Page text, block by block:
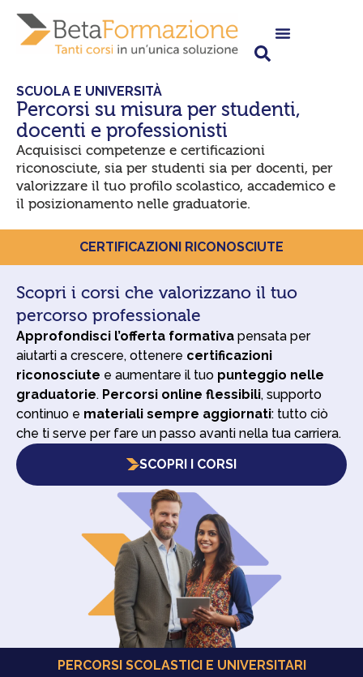
contenuto
SCUOLA E UNIVERSITÀ
Percorsi su misura per studenti,
docenti e professionisti
Acquisisci competenze e certificazioni
riconosciute, sia per studenti sia per docenti, per
valorizzare il tuo profilo scolastico, accademico e
il posizionamento nelle graduatorie.
CERTIFICAZIONI RICONOSCIUTE
Scopri i corsi che valorizzano il tuo
percorso professionale
Approfondisci l’offerta formativa pensata per
aiutarti a crescere, ottenere certificazioni
riconosciute e aumentare il tuo punteggio nelle
graduatorie. Percorsi online flessibili, supporto
continuo e materiali sempre aggiornati: tutto ciò
che ti serve per fare un passo avanti nella tua carriera.
SCOPRI I CORSI
PERCORSI SCOLASTICI E UNIVERSITARI